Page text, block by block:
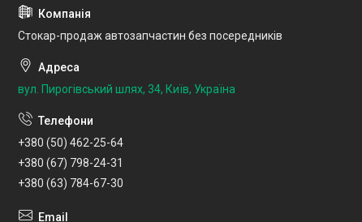
Стокар-продаж автозапчастин без посередників
вул. Пирогівський шлях, 34, Київ, Україна
+380 (50) 462-25-64
+380 (67) 798-24-31
+380 (63) 784-67-30